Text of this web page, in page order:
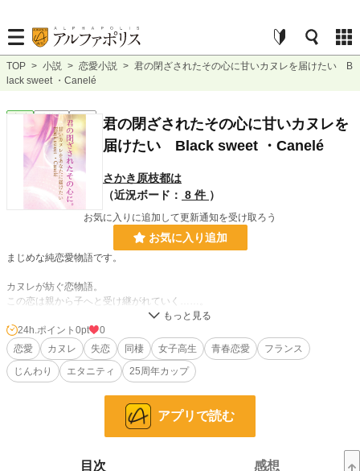
TOP > 小説 > 恋愛小説 > 君の閉ざされたその心に甘いカヌレを届けたい B
lack sweet ・Canelé
連載中 長編
君の閉ざされたその心に甘いカヌレを
届けたい Black sweet ・Canelé
さかき原枝都は
（近況ボード： 8 件 ）
お気に入りに追加して更新通知を受け取ろう
お気に入り追加
まじめな純恋愛物語です。
カヌレが紡ぐ恋物語。
この恋は親から子へと受け継がれていく……。
僕らの出会いはこのカヌレが引き寄せた恋だったのかもしれない。
三浦恵美が奏でるアルトサックスの音色は、僕にずっと語り掛けていたんだ。
念願の高校に幼馴染と共に受かった笹崎結城は入学式の６日前、ある河川敷の公
園でアルトサックスを奏でる金髪の妖精の様な少女に出会った。
彼女のアルトサックスの音色はとても悲しく、その彼女の心を映し出す様に僕の
24h.ポイント 0pt
0
恋愛
カヌレ 失恋 同棲 女子高生 青春恋愛
フランス
じんわり
エタニティ 25周年カップ
アプリで読む
目次 感想